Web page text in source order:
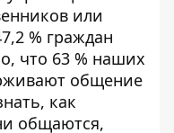
или
% граждан
что 63 % наших
общение
как
общаются,